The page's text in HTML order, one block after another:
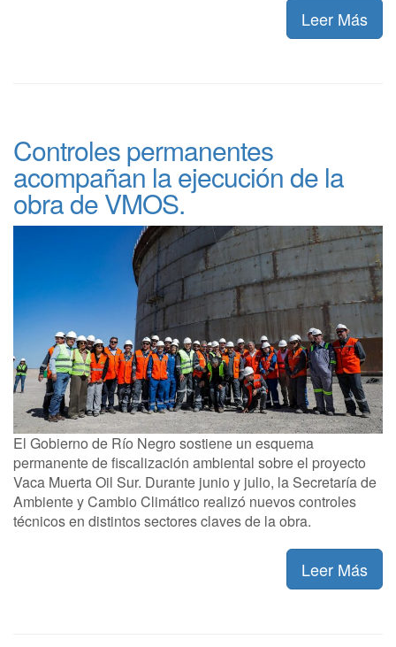
Leer Más
Controles permanentes
acompañan la ejecución de la
obra de VMOS.
El Gobierno de Río Negro sostiene un esquema
permanente de fiscalización ambiental sobre el proyecto
Vaca Muerta Oil Sur. Durante junio y julio, la Secretaría de
Ambiente y Cambio Climático realizó nuevos controles
técnicos en distintos sectores claves de la obra.
Leer Más